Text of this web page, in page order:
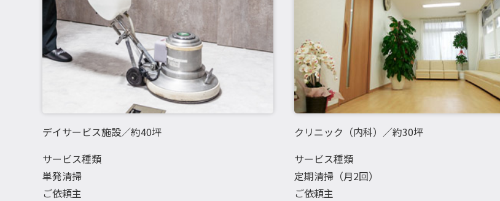
デイサービス施設／約40坪
サービス種類
単発清掃
ご依頼主
クリニック（内科）／約30坪
サービス種類
定期清掃（月2回）
ご依頼主